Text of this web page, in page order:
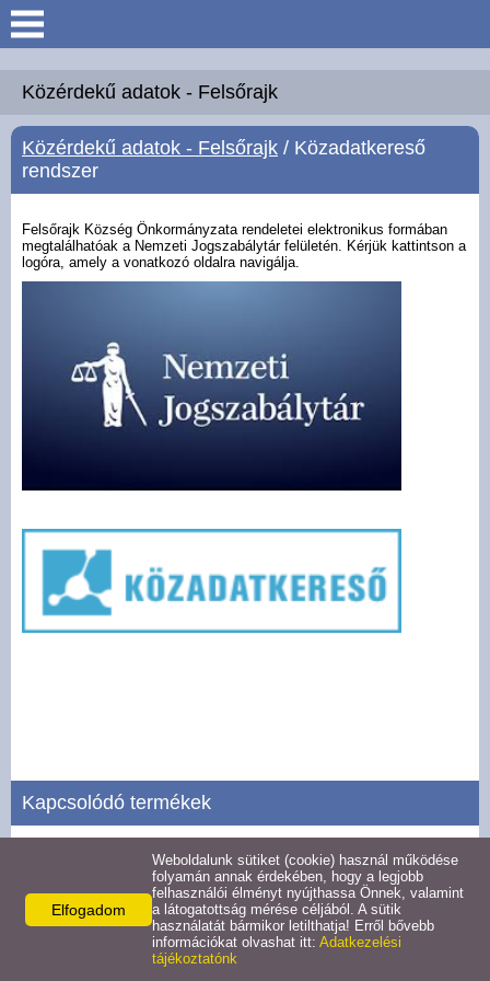
Keresés
Köszöntő
Hírek
Polgármesteri Hivatal
Közérdekű adatok -
Felsőrajk
Választási információk -
Felsőrajk
EFOP-1.5.2-16-2017-00008
Közérdekű adatok - Felsőrajk
Közérdekű adatok - Felsőrajk / Közadatkereső
rendszer
Felsőrajk Község Önkormányzata rendeletei elektronikus formában
megtalálhatóak a Nemzeti Jogszabálytár felületén. Kérjük kattintson a
logóra, amely a vonatkozó oldalra navigálja.
Kapcsolódó termékek
Szervezeti, személyzeti adatok
Részletek
Elfogadom
Weboldalunk sütiket (cookie) használ működése
folyamán annak érdekében, hogy a legjobb
felhasználói élményt nyújthassa Önnek, valamint
a látogatottság mérése céljából. A sütik
használatát bármikor letilthatja! Erről bővebb
információkat olvashat itt: Adatkezelési
tájékoztatónk